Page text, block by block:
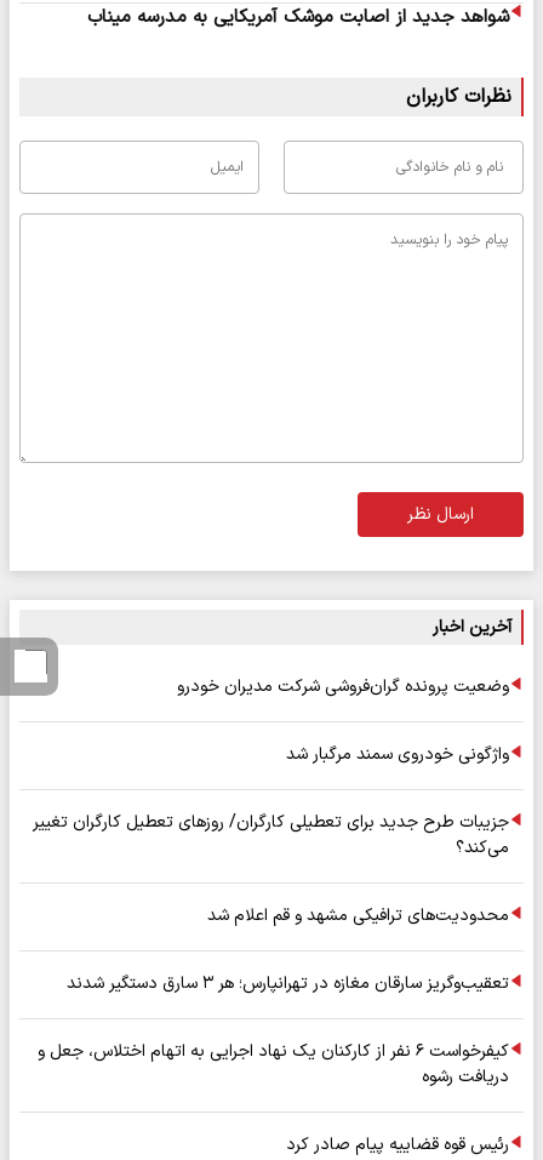
شواهد جدید از اصابت موشک آمریکایی به مدرسه میناب
نظرات کاربران
ارسال نظر
آخرین اخبار
وضعیت پرونده گران‌فروشی شرکت مدیران خودرو
واژگونی خودروی سمند مرگبار شد
جزیبات طرح جدید برای تعطیلی کارگران/ روزهای تعطیل کارگران تغییر
می‌کند؟
محدودیت‌های ترافیکی مشهد و قم اعلام شد
تعقیب‌وگریز سارقان مغازه در تهرانپارس؛ هر ۳ سارق دستگیر شدند
کیفرخواست ۶ نفر از کارکنان یک نهاد اجرایی به اتهام اختلاس، جعل و
دریافت رشوه
رئیس قوه قضاییه پیام صادر کرد